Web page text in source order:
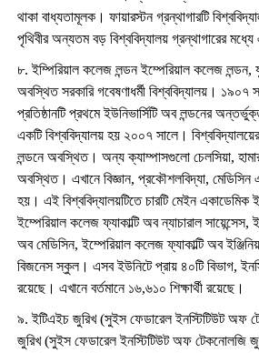
থাকা বাধ্যতামূলক। ফায়ারস্টন গ্রন্থাগারটি
পৃথিবীর অন্যতম বড় বিশ্ববিদ্যালয় গ্রন্থাগারের মধ্যে
৮. ইম্পিরিয়াল কলেজ লন্ডন ইম্পেরিয়াল কলেজ লন্ডন,
অবস্থিত সরকারি গবেষণাধর্মী বিশ্ববিদ্যালয়। ১৯০৭
প্রতিষ্ঠানটি প্রথমে ইউনিভার্সিটি অব লন্ডনের
একটি বিশ্ববিদ্যালয় হয় ২০০৭ সালে।
লন্ডনে অবস্থিত। অন্য ক্যাম্পাসগুলো চেলসিয়া,
অবস্থিত। এখানে বিজ্ঞান, প্রকৌশলবিদ্যা, মেডিসিন
হয়। এই বিশ্ববিদ্যালয়টিতে চারটি মেইন
ইম্পেরিয়াল কলেজ ফ্যাকাল্টি অব ন্যাচারাল সায়েন্সেস,
অব মেডিসিন, ইম্পেরিয়াল কলেজ ফ্যাকাল্টি অব
বিজনেস স্কুল। এসব ইউনিটে প্রায় ৪০টি বিভাগ,
রয়েছে। এখানে বর্তমানে ১৬,৬১০ শিক্ষার্থী রয়েছে।
৯. ইটিএইচ জুরিখ (সুইস ফেডারেল ইনস্টিটিউট অফ
জুরিখ (সুইস ফেডারেল ইনস্টিটিউট অফ টেকনোলজি